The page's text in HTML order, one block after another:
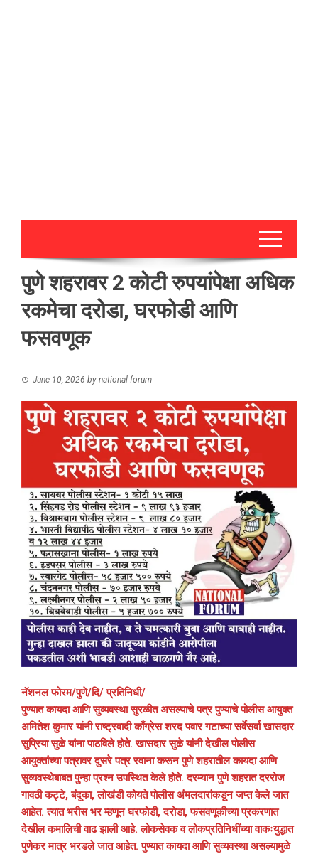
पुणे शहरावर 2 कोटी रुपयांपेक्षा अधिक
रकमेचा दरोडा, घरफोडी आणि
फसवणूक
June 10, 2026 by national forum
नॅशनल फोरम/पुणे/दि/ प्रतिनिधी/
पुण्यात कायदा आणि सुव्यवस्था सुरळीत असल्याचे पत्र पुण्याचे पोलीस आयुक्त
अमितेश कुमार यांनी राष्ट्रवादी काँग्रेस शरद पवार गटाच्या सर्वेसर्वा खासदार
सुप्रिया सुळे यांना पाठविले होते. खासदार सुळे यांनी देखील पोलीस
आयुक्तांच्या पत्रावर दुसरे पत्र रवाना करून पुणे शहरातील कायदा आणि
सुव्यवस्थेबाबत पुन्हा प्रश्न उपस्थित केले होते. दरम्यान पुणे शहरात दररोज
गावठी कट्टे, बंदूका, लोखंडी कोयते पोलीस अंमलदारांकडून जप्त केले जात
आहेत. त्यात भरीस भर म्हणून घरफोडी, दरोडा, फसवणूकीच्या प्रकरणात
देखील कमालिची वाढ झाली आहे. लोकसेवक व लोकप्रतिनिधींच्या वाकःयुद्धात
पुणेकर मात्र भरडले जात आहेत. पुण्यात कायदा आणि सुव्यवस्था असल्यामुळे